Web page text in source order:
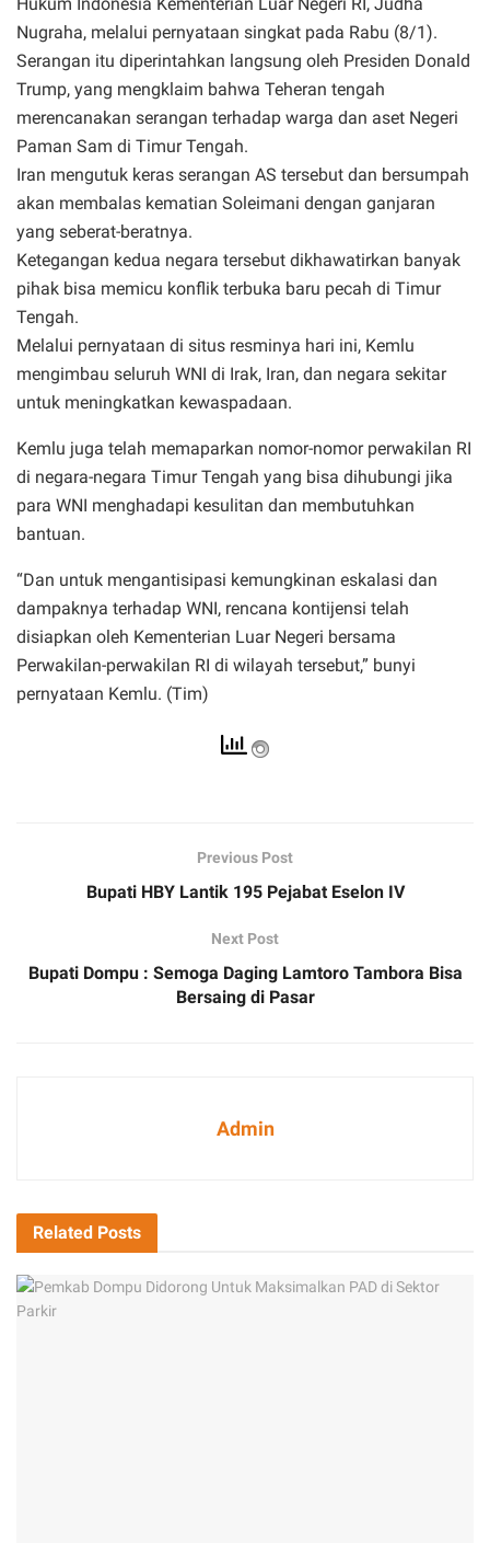
Nugraha, melalui pernyataan singkat pada Rabu (8/1).
Serangan itu diperintahkan langsung oleh Presiden Donald
Trump, yang mengklaim bahwa Teheran tengah
merencanakan serangan terhadap warga dan aset Negeri
Paman Sam di Timur Tengah.
Iran mengutuk keras serangan AS tersebut dan bersumpah
akan membalas kematian Soleimani dengan ganjaran
yang seberat-beratnya.
Ketegangan kedua negara tersebut dikhawatirkan banyak
pihak bisa memicu konflik terbuka baru pecah di Timur
Tengah.
Melalui pernyataan di situs resminya hari ini, Kemlu
mengimbau seluruh WNI di Irak, Iran, dan negara sekitar
untuk meningkatkan kewaspadaan.
Kemlu juga telah memaparkan nomor-nomor perwakilan RI
di negara-negara Timur Tengah yang bisa dihubungi jika
para WNI menghadapi kesulitan dan membutuhkan
bantuan.
“Dan untuk mengantisipasi kemungkinan eskalasi dan
dampaknya terhadap WNI, rencana kontijensi telah
disiapkan oleh Kementerian Luar Negeri bersama
Perwakilan-perwakilan RI di wilayah tersebut,” bunyi
pernyataan Kemlu. (Tim)
Previous Post
Bupati HBY Lantik 195 Pejabat Eselon IV
Next Post
Bupati Dompu : Semoga Daging Lamtoro Tambora Bisa
Bersaing di Pasar
Admin
Related Posts